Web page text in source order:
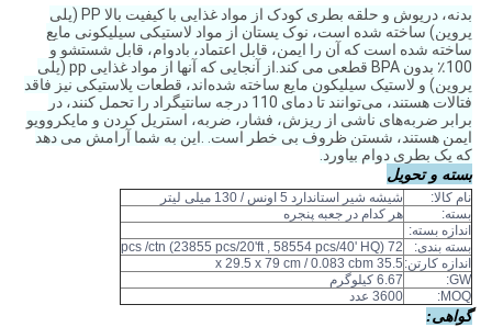
بدنه، درپوش و حلقه بطری کودک از مواد غذایی با کیفیت بالا PP (پلی
پروپن) ساخته شده است، نوک پستان از مواد لاستیکی سیلیکونی مایع
ساخته شده است که آن را ایمن، قابل اعتماد، بادوام، قابل شستشو و
100٪ بدون BPA قطعی می کند.از آنجایی که آنها از مواد غذایی pp (پلی
پروپن) و لاستیک سیلیکون مایع ساخته شده‌اند، قطعات پلاستیکی نیز فاقد
فتالات هستند، می‌توانند تا دمای 110 درجه سانتیگراد را تحمل کنند، در
برابر ضربه‌های ناشی از ریزش، فشار، ضربه، استریل کردن و مایکروویو
ایمن هستند، شستن ظروف بی خطر است. .این به شما آرامش می دهد
که یک بطری دوام بیاورد.
بسته و تحویل
نام کالا:
شیشه شیر استاندارد 5 اونس / 130 میلی لیتر
بسته:
هر کدام در جعبه پنجره
اندازه بسته:
بسته بندی:
72 pcs /ctn (23855 pcs/20'ft , 58554 pcs/40' HQ)
اندازه کارتن: 35.5 x 29.5 x 79 cm / 0.083 cbm
GW:
6.67 کیلوگرم
MOQ:
3600 عدد
گواهی: